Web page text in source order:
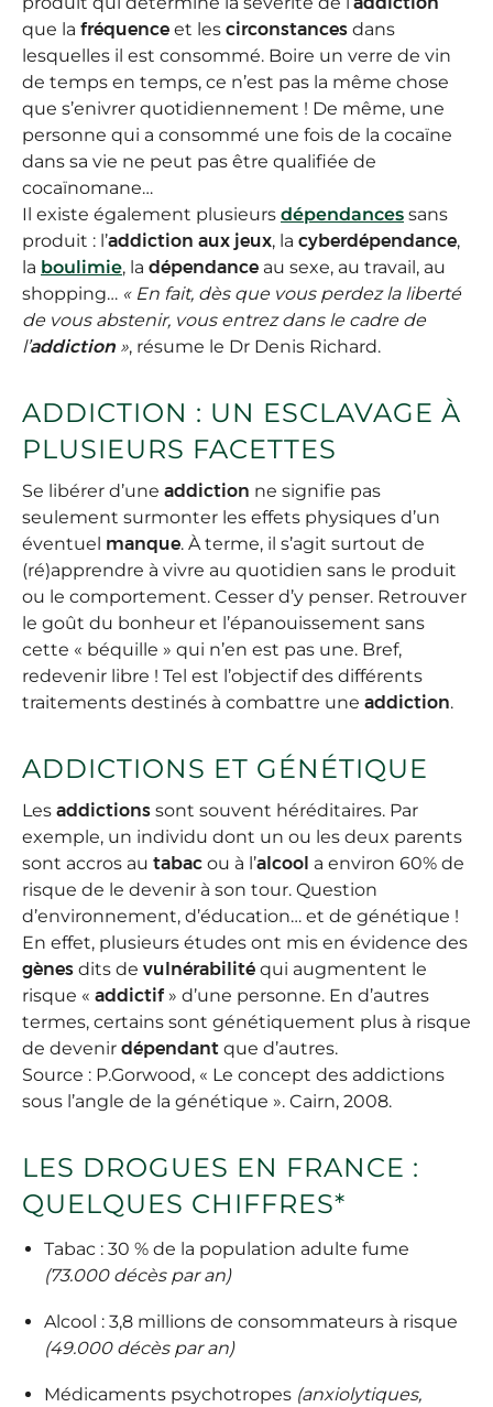
que la fréquence et les circonstances dans
lesquelles il est consommé. Boire un verre de vin
de temps en temps, ce n’est pas la même chose
que s’enivrer quotidiennement ! De même, une
personne qui a consommé une fois de la cocaïne
dans sa vie ne peut pas être qualifiée de
cocaïnomane…
Il existe également plusieurs dépendances sans
produit : l’addiction aux jeux, la cyberdépendance,
la boulimie, la dépendance au sexe, au travail, au
shopping… « En fait, dès que vous perdez la liberté
de vous abstenir, vous entrez dans le cadre de
l’addiction », résume le Dr Denis Richard.
ADDICTION : UN ESCLAVAGE À
PLUSIEURS FACETTES
Se libérer d’une addiction ne signifie pas
seulement surmonter les effets physiques d’un
éventuel manque. À terme, il s’agit surtout de
(ré)apprendre à vivre au quotidien sans le produit
ou le comportement. Cesser d’y penser. Retrouver
le goût du bonheur et l’épanouissement sans
cette « béquille » qui n’en est pas une. Bref,
redevenir libre ! Tel est l’objectif des différents
traitements destinés à combattre une addiction.
ADDICTIONS ET GÉNÉTIQUE
Les addictions sont souvent héréditaires. Par
exemple, un individu dont un ou les deux parents
sont accros au tabac ou à l’alcool a environ 60% de
risque de le devenir à son tour. Question
d’environnement, d’éducation… et de génétique !
En effet, plusieurs études ont mis en évidence des
gènes dits de vulnérabilité qui augmentent le
risque « addictif » d’une personne. En d’autres
termes, certains sont génétiquement plus à risque
de devenir dépendant que d’autres.
Source : P.Gorwood, « Le concept des addictions
sous l’angle de la génétique ». Cairn, 2008.
LES DROGUES EN FRANCE :
QUELQUES CHIFFRES*
Tabac : 30 % de la population adulte fume
(73.000 décès par an)
Alcool : 3,8 millions de consommateurs à risque
(49.000 décès par an)
Médicaments psychotropes (anxiolytiques,